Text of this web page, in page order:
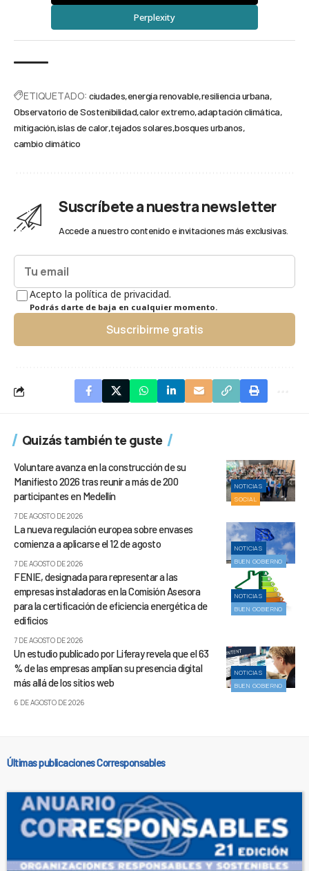
Perplexity
ETIQUETADO: ciudades energía renovable resiliencia urbana
Observatorio de Sostenibilidad calor extremo adaptación climática
mitigación islas de calor tejados solares bosques urbanos
cambio climático
Suscríbete a nuestra newsletter
Accede a nuestro contenido e invitaciones más exclusivas.
Acepto la política de privacidad.
Podrás darte de baja en cualquier momento.
Suscribirme gratis
Quizás también te guste
NOTICIAS
SOCIAL
Voluntare avanza en la construcción de su
Manifiesto 2026 tras reunir a más de 200
participantes en Medellín
7 DE AGOSTO DE 2026
NOTICIAS
BUEN GOBIERNO
La nueva regulación europea sobre envases
comienza a aplicarse el 12 de agosto
7 DE AGOSTO DE 2026
NOTICIAS
BUEN GOBIERNO
FENIE, designada para representar a las
empresas instaladoras en la Comisión Asesora
para la certificación de eficiencia energética de
edificios
7 DE AGOSTO DE 2026
NOTICIAS
BUEN GOBIERNO
Un estudio publicado por Liferay revela que el 63
% de las empresas amplían su presencia digital
más allá de los sitios web
6 DE AGOSTO DE 2026
Últimas publicaciones Corresponsables